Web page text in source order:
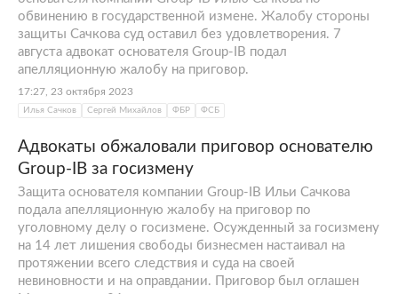
криминалистике и реагированию на
инциденты с целью изучения
компьютерной преступности. На первом
курсе он и три его друга, тоже студенты
Бауманки, сформировали организацию,
вопросов информационной безопасности.
Деньги для стартового капитала Илья
Сачков одолжил у своего старшего брата.
Илья Константинович Сачков и Group-IB.
Начало
обвинению в государственной измене. Жалобу стороны
защиты Сачкова суд оставил без удовлетворения. 7
августа адвокат основателя Group-IB подал
апелляционную жалобу на приговор.
17:27, 23 октября 2023
Илья Сачков Сергей Михайлов ФБР ФСБ
Адвокаты обжаловали приговор основателю
Group-IB за госизмену
Защита основателя компании Grouр-IB Ильи Сачкова
подала апелляционную жалобу на приговор по
уголовному делу о госизмене. Осужденный за госизмену
на 14 лет лишения свободы бизнесмен настаивал на
протяжении всего следствия и суда на своей
невиновности и на оправдании. Приговор был оглашен